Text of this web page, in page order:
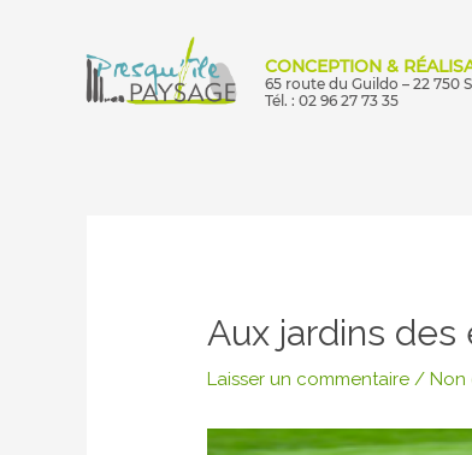
CONCEPTION &
65 route du Guildo – 22 750
Tél. : 02 96 27 73 35
Aux jardins
Laisser un commentaire /Non